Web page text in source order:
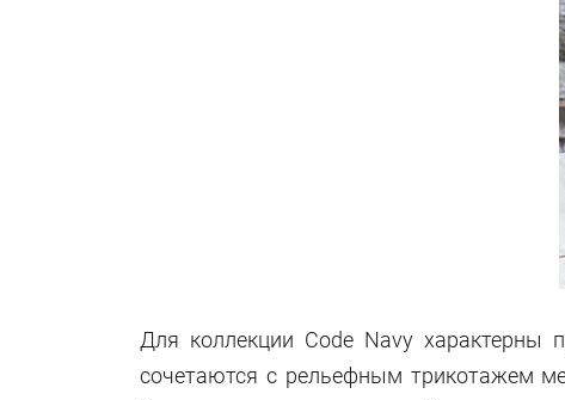
Для коллекции Code Navy характерны
сочетаются с рельефным трикотажем